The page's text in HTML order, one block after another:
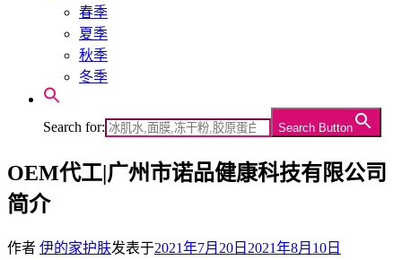
春季
夏季
秋季
冬季
Search for: Search Button
OEM代工|广州市诺品健康科技有限公司
简介
作者 伊的家护肤发表于2021年7月20日 2021年8月10日